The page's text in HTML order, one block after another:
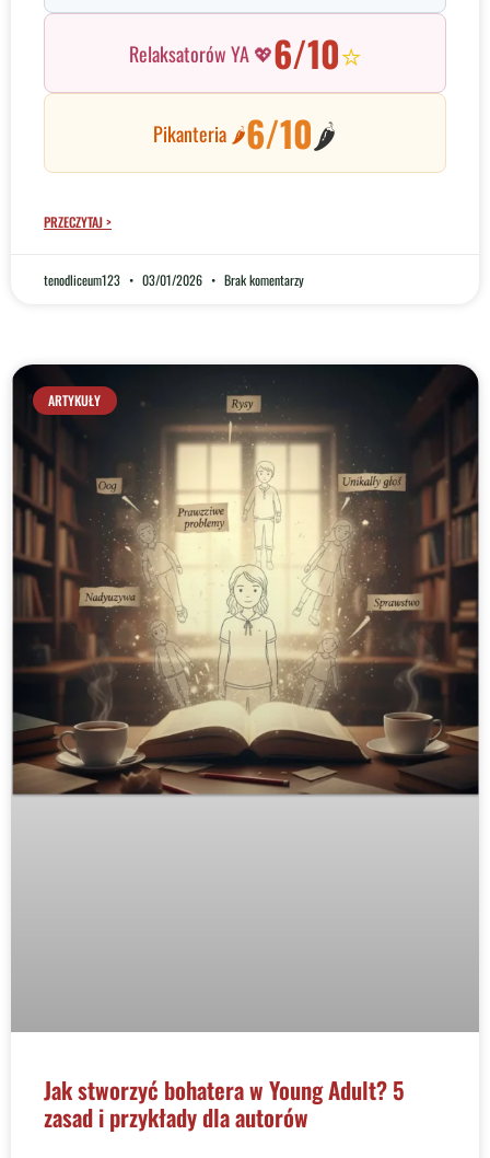
Relaksatorów YA 💖6/10⭐
Pikanteria 🌶️6/10🌶️
PRZECZYTAJ >
tenodliceum123 03/01/2026 Brak komentarzy
ARTYKUŁY
Jak stworzyć bohatera w Young Adult? 5
zasad i przykłady dla autorów